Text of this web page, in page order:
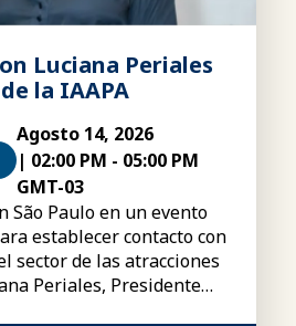
Luciana Periales
la IAAPA
Agosto 14, 2026
| 02:00 PM - 05:00 PM
GMT-03
São Paulo en un evento
establecer contacto con
sector de las atracciones
Periales, Presidente